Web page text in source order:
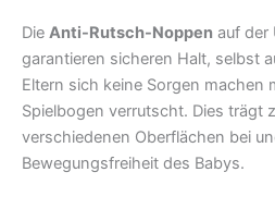
Die Anti-Rutsch-Noppen auf der
garantieren sicheren Halt, selbst
Eltern sich keine Sorgen machen
Spielbogen verrutscht. Dies trägt
verschiedenen Oberflächen bei
Bewegungsfreiheit des Babys.